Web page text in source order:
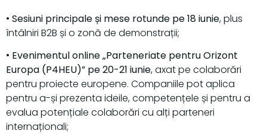
• Sesiuni principale și mese rotunde pe 18 iunie, plus
întâlniri B2B și o zonă de demonstrații;
• Evenimentul online „Parteneriate pentru Orizont
Europa (P4HEU)” pe 20-21 iunie, axat pe colaborări
pentru proiecte europene. Companiile pot aplica
pentru a-și prezenta ideile, competențele și pentru a
evalua potențiale colaborări cu alți parteneri
internaționali;